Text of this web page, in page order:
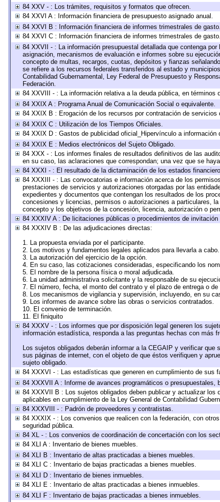
84 XXV - : Los trámites, requisitos y formatos que ofrecen.
84 XXVI A : Información financiera de presupuesto asignado anual.
84 XXVI B : Información financiera de informes trimestrales de
84 XXVI C : Información financiera de informes trimestrales de
84 XXVII - : La información presupuestal detallada que contenga
asignación, mecanismos de evaluación e informes sobre su
concepto de multas, recargos, cuotas, depósitos y fianzas
se refiere a los recursos federales transferidos al estado y
Contabilidad Gubernamental, Ley Federal de Presupuesto y
Federación.
84 XXVIII - : La información relativa a la deuda pública, en términos
84 XXIX A : Programa Anual de Comunicación Social o equivalente.
84 XXIX B : Erogación de los recursos por contratación de
84 XXIX C : Utilización de los Tiempos Oficiales.
84 XXIX D : Gastos de publicidad oficial_Hipervínculo a
84 XXIX E : Medios electrónicos del Sujeto Obligado.
84 XXX - : Los informes finales de resultados definitivos de las
en su caso, las aclaraciones que correspondan; una vez que se
84 XXXI - : El resultado de la dictaminación de los estados
84 XXXIII - : Las convocatorias e información acerca de los
prestaciones de servicios y autorizaciones otorgadas por las
expedientes y documentos que contengan los resultados de los
concesiones y licencias, permisos o autorizaciones a particulares,
concepto y los objetivos de la concesión, licencia, autorización o
84 XXXIV A : De licitaciones públicas o procedimientos de invitación
84 XXXIV B : De las adjudicaciones directas:
1. La propuesta enviada por el participante.
2. Los motivos y fundamentos legales aplicados para llevarla a cabo.
3. La autorización del ejercicio de la opción.
4. En su caso, las cotizaciones consideradas, especificando los
5. El nombre de la persona física o moral adjudicada.
6. La unidad administrativa solicitante y la responsable de su
7. El número, fecha, el monto del contrato y el plazo de entrega o
8. Los mecanismos de vigilancia y supervisión, incluyendo, en su
9. Los informes de avance sobre las obras o servicios contratados.
10. El convenio de terminación.
11. El finiquito
84 XXXV - : Los informes que por disposición legal generen los
información estadística, responda a las preguntas hechas con más
Los sujetos obligados deberán informar a la CEGAIP y verificar
sus páginas de internet, con el objeto de que éstos verifiquen y
sujeto obligado.
84 XXXVI - : Las estadísticas que generen en cumplimiento de sus
84 XXXVII A : Informe de avances programáticos o presupuestales,
84 XXXVII B : Los sujetos obligados deben publicar y actualizar
aplicables en cumplimiento de la Ley General de Contabilidad
84 XXXVIII - : Padrón de proveedores y contratistas.
84 XXXIX - : Los convenios que realicen con la federación, con
seguridad pública.
84 XL - : Los convenios de coordinación de concertación con los
84 XLI A : Inventario de bienes muebles.
84 XLI B : Inventario de altas practicadas a bienes muebles.
84 XLI C : Inventario de bajas practicadas a bienes muebles.
84 XLI D : Inventario de bienes inmuebles.
84 XLI E : Inventario de altas practicadas a bienes inmuebles.
84 XLI F : Inventario de bajas practicadas a bienes inmuebles.